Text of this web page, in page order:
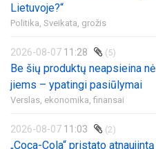
Lietuvoje?“
Politika, Sveikata, grožis
2026-08-07 11:28 (5)
Be šių produktų neapsieina
jiems – ypatingi pasiūlymai
Verslas, ekonomika, finansai
2026-08-07 11:03 (2)
„Coca-Cola“ pristato